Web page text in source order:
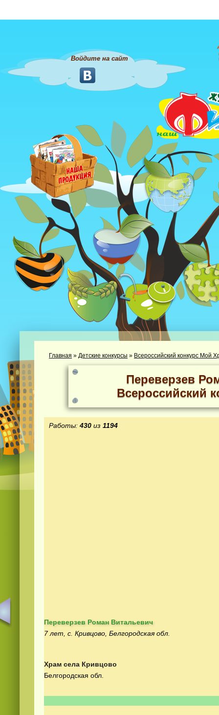
Войдите на сайт
Главная » Детские конкурсы » Всероссийский конкурс Мой
Переверзев
Всероссийский
Работы: 430 из 1194
Переверзев Роман Витальевич
7 лет, с. Кривцово, Белгородская обл.
Храм села Кривцово
Белгородская обл.